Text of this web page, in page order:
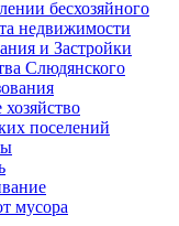
бесхозяйного
недвижимости
и Застройки
Слюдянского
поселений
мусора